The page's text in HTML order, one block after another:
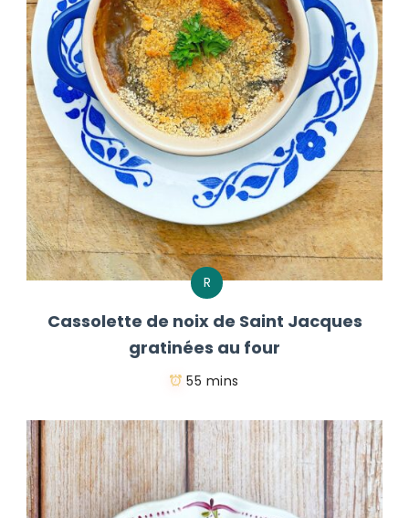
R
Cassolette de noix de Saint Jacques
gratinées au four
55 mins